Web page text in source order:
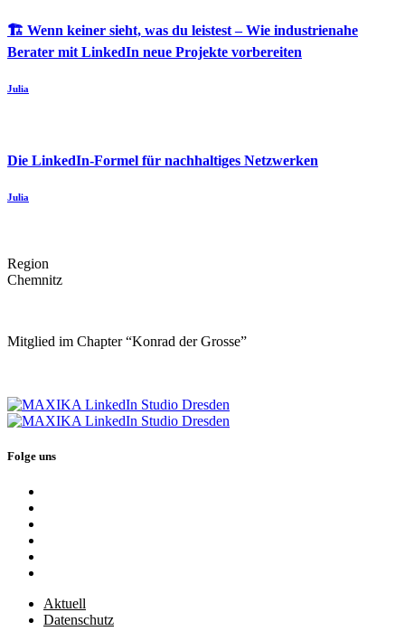
🏗️ Wenn keiner sieht, was du leistest – Wie industrienahe
Berater mit LinkedIn neue Projekte vorbereiten
Julia
Die LinkedIn-Formel für nachhaltiges Netzwerken
Julia
Region
Chemnitz
Mitglied im Chapter “Konrad der Grosse”
Folge uns
Aktuell
Datenschutz